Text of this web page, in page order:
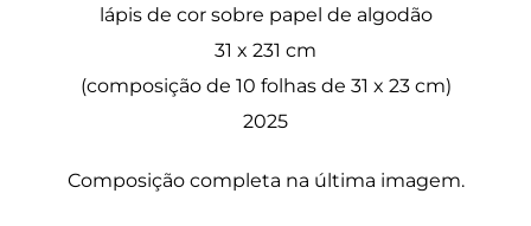
lápis de cor sobre papel de algodão
31 x 231 cm
(composição de 10 folhas de 31 x 23 cm)
2025
Composição completa na última imagem.